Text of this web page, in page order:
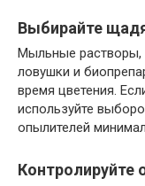
Выбирайте
Мыльные растворы,
ловушки и
время цветения.
используйте
опылителей
Контролируйте